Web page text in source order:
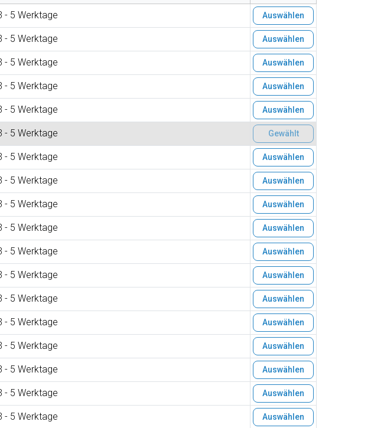
- 5 Werktage Auswählen
- 5 Werktage Auswählen
- 5 Werktage Auswählen
- 5 Werktage Auswählen
- 5 Werktage Auswählen
- 5 Werktage Gewählt
- 5 Werktage Auswählen
- 5 Werktage Auswählen
- 5 Werktage Auswählen
- 5 Werktage Auswählen
- 5 Werktage Auswählen
- 5 Werktage Auswählen
- 5 Werktage Auswählen
- 5 Werktage Auswählen
- 5 Werktage Auswählen
- 5 Werktage Auswählen
- 5 Werktage Auswählen
- 5 Werktage Auswählen